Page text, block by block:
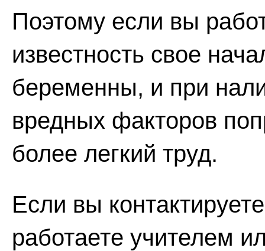
Поэтому если вы
известность свое
беременны, и при
вредных факторов
более легкий труд.
Если вы
работаете учителем